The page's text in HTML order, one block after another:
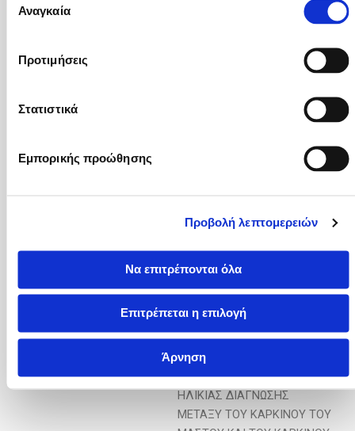
συγκατάθεσης
Αναγκαία
Προτιμήσεις
Στατιστικά
Εμπορικής προώθησης
Προβολή λεπτομερειών
Να επιτρέπονται όλα
Επιτρέπεται η επιλογή
Άρνηση
ΥΦΕΣΗΣ ΤΗΣ ΝΟΣΟΥ ΜΕΤΑ
ΘΕΡΑΠΕΙΑ ΜΕ ΤΟΝ ANTI-
ΠΟΛΥΘΕΡΑΠΕΥΜΕΝΟΥΣ
ΚΟΛΟΟΡΘΙΚΟ ΚΑΡΚΙΝΟ. 16ο
Κλινικής Ογκολογίας (2010)
Δ Κασαράκης, Κ Ζουριδάκης,
Α Παρασκευόπουλος,
ΣΥΓΚΡΙΤΙΚΗ ΜΕΛΕΤΗ ΤΗΣ
ΗΛΙΚΙΑΣ ΔΙΑΓΝΩΣΗΣ
ΜΕΤΑΞΥ ΤΟΥ ΚΑΡΚΙΝΟΥ ΤΟΥ